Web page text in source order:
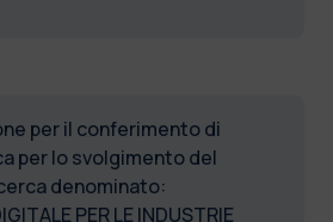
per il conferimento di
per lo svolgimento del
denominato:
PER LE INDUSTRIE